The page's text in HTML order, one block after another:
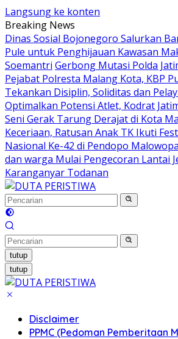
Langsung ke konten
Breaking News
Dinas Sosial Bojonegoro Salurkan
Pule untuk Penghijauan Kawasan
Soemantri Gerbong Mutasi Polda
Pejabat Polresta Malang Kota, KBP
Tekankan Disiplin, Soliditas dan
Optimalkan Potensi Atlet, Kodrat
Seni Gerak Tarung Derajat di Kota
Keceriaan, Ratusan Anak TK Ikuti
Nasional Ke-42 di Pendopo
dan warga Mulai Pengecoran Lantai
Karanganyar Todanan
tutup
tutup
Disclaimer
PPMC (Pedoman Pemberitaan